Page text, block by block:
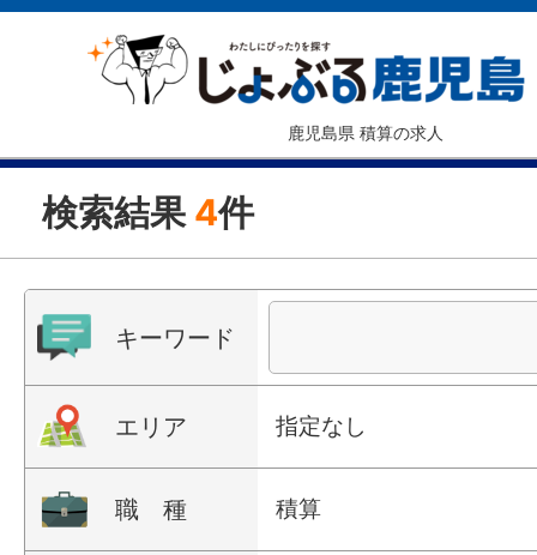
鹿児島県 積算の求人
検索結果 4件
キーワード
エリア 指定なし
職 種 積算